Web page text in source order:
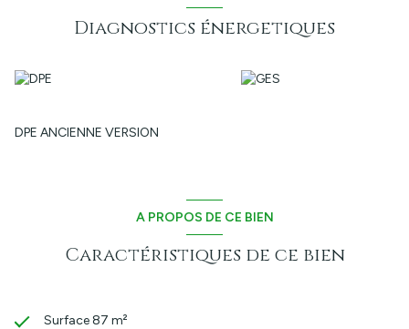
Diagnostics énergetiques
DPE ANCIENNE VERSION
A PROPOS DE CE BIEN
Caractéristiques de ce bien
Surface 87 m²